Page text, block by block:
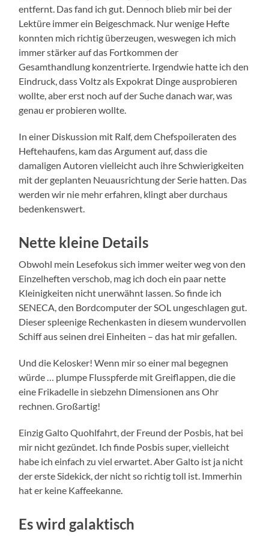
entfernt. Das fand ich gut. Dennoch blieb mir bei der
Lektüre immer ein Beigeschmack. Nur wenige Hefte
konnten mich richtig überzeugen, weswegen ich mich
immer stärker auf das Fortkommen der
Gesamthandlung konzentrierte. Irgendwie hatte ich den
Eindruck, dass Voltz als Expokrat Dinge ausprobieren
wollte, aber erst noch auf der Suche danach war, was
genau er probieren wollte.
In einer Diskussion mit Ralf, dem Chefspoileraten des
Heftehaufens, kam das Argument auf, dass die
damaligen Autoren vielleicht auch ihre Schwierigkeiten
mit der geplanten Neuausrichtung der Serie hatten. Das
werden wir nie mehr erfahren, klingt aber durchaus
bedenkenswert.
Nette kleine Details
Obwohl mein Lesefokus sich immer weiter weg von den
Einzelheften verschob, mag ich doch ein paar nette
Kleinigkeiten nicht unerwähnt lassen. So finde ich
SENECA, den Bordcomputer der SOL ungeschlagen gut.
Dieser spleenige Rechenkasten in diesem wundervollen
Schiff aus seinen drei Einheiten – das hat mir gefallen.
Und die Kelosker! Wenn mir so einer mal begegnen
würde … plumpe Flusspferde mit Greiflappen, die die
eine Frikadelle in siebzehn Dimensionen ans Ohr
rechnen. Großartig!
Einzig Galto Quohlfahrt, der Freund der Posbis, hat bei
mir nicht gezündet. Ich finde Posbis super, vielleicht
habe ich einfach zu viel erwartet. Aber Galto ist ja nicht
der erste Sidekick, der nicht so richtig toll ist. Immerhin
hat er keine Kaffeekanne.
Es wird galaktisch